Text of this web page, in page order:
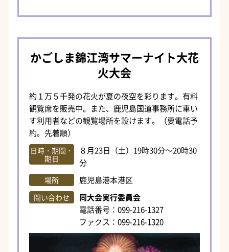
かごしま錦江湾サマーナイト大花
火大会
約１万５千発の花火が夏の夜空を彩ります。有料
観覧席を販売中。また、鹿児島国道事務所に車い
す利用者などの観覧場所を設けます。（要電話予
約。先着順）
日時・期間・
期日
８月23日（土）19時30分～20時30
分
場所 鹿児島港本港区
問い合わせ
同大会実行委員会
電話番号：099-216-1327
ファクス：099-216-1320